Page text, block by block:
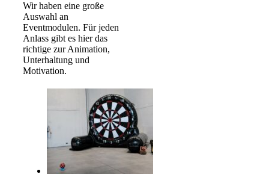
Wir haben eine große
Auswahl an
Eventmodulen. Für jeden
Anlass gibt es hier das
richtige zur Animation,
Unterhaltung und
Motivation.